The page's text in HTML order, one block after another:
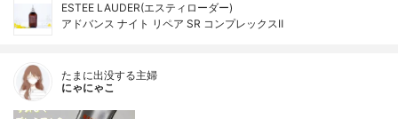
ESTEE LAUDER(エスティローダー)
アドバンス ナイト リペア SR コンプレックスⅡ
たまに出没する主婦
にゃにゃこ